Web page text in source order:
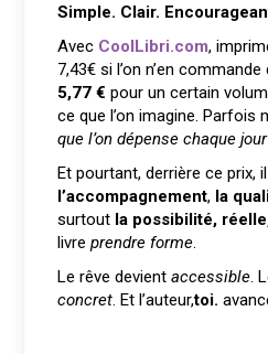
Simple. Clair.
Avec CoolLibri.com,
7,43€ si l’on n’en
5,77 €pour un certain
ce que l’on imagine. Parfois
que l’on dépense chaque
Et pourtant, derrière ce prix,
l’accompagnement, la
surtout la possibilité,
livreprendre forme
Le rêve devientaccessible .
concret . Et l’auteur,toi.